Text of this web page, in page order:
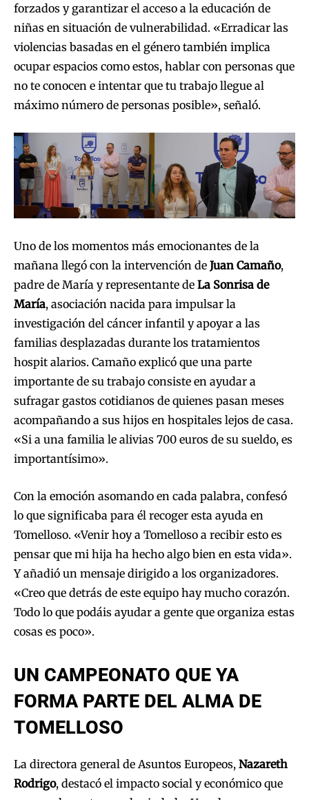
forzados y garantizar el acceso a la educación de
niñas en situación de vulnerabilidad. «Erradicar las
violencias basadas en el género también implica
ocupar espacios como estos, hablar con personas que
no te conocen e intentar que tu trabajo llegue al
máximo número de personas posible», señaló.
Uno de los momentos más emocionantes de la
mañana llegó con la intervención de Juan Camaño,
padre de María y representante de La Sonrisa de
María, asociación nacida para impulsar la
investigación del cáncer infantil y apoyar a las
familias desplazadas durante los tratamientos
hospit alarios. Camaño explicó que una parte
importante de su trabajo consiste en ayudar a
sufragar gastos cotidianos de quienes pasan meses
acompañando a sus hijos en hospitales lejos de casa.
«Si a una familia le alivias 700 euros de su sueldo, es
importantísimo».
Con la emoción asomando en cada palabra, confesó
lo que significaba para él recoger esta ayuda en
Tomelloso. «Venir hoy a Tomelloso a recibir esto es
pensar que mi hija ha hecho algo bien en esta vida».
Y añadió un mensaje dirigido a los organizadores.
«Creo que detrás de este equipo hay mucho corazón.
Todo lo que podáis ayudar a gente que organiza estas
cosas es poco».
UN CAMPEONATO QUE YA
FORMA PARTE DEL ALMA DE
TOMELLOSO
La directora general de Asuntos Europeos, Nazareth
Rodrigo, destacó el impacto social y económico que